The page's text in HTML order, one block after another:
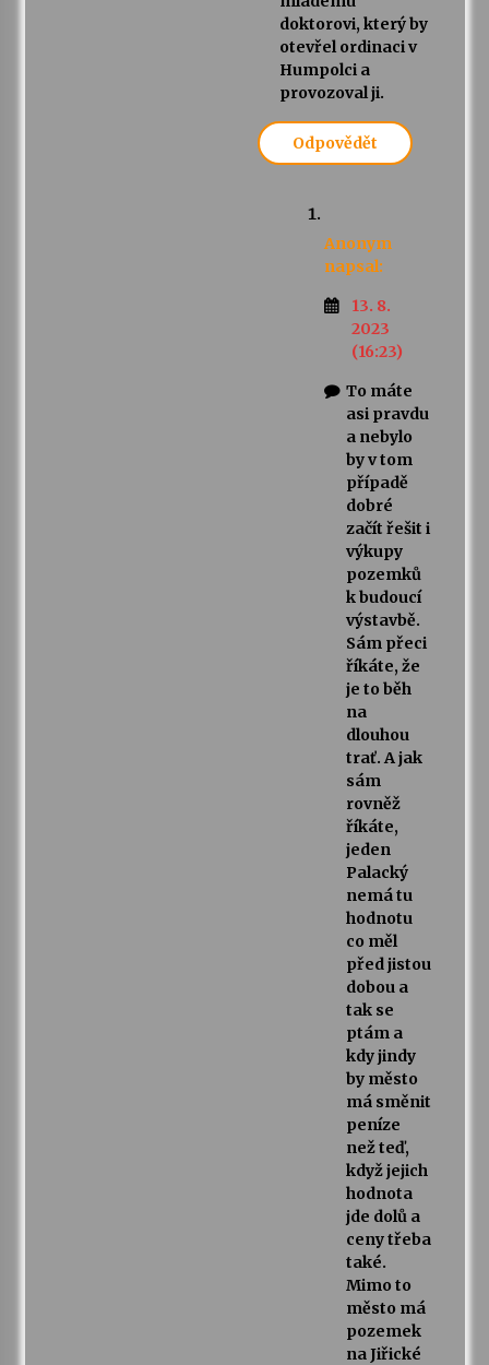
doktorovi, který by
otevřel ordinaci v
Humpolci a
provozoval ji.
Odpovědět
Anonym
napsal:
13. 8.
2023
(16:23)
To máte
asi pravdu
a nebylo
by v tom
případě
dobré
začít řešit i
výkupy
pozemků
k budoucí
výstavbě.
Sám přeci
říkáte, že
je to běh
na
dlouhou
trať. A jak
sám
rovněž
říkáte,
jeden
Palacký
nemá tu
hodnotu
co měl
před jistou
dobou a
tak se
ptám a
kdy jindy
by město
má směnit
peníze
než teď,
když jejich
hodnota
jde dolů a
ceny třeba
také.
Mimo to
město má
pozemek
na Jiřické